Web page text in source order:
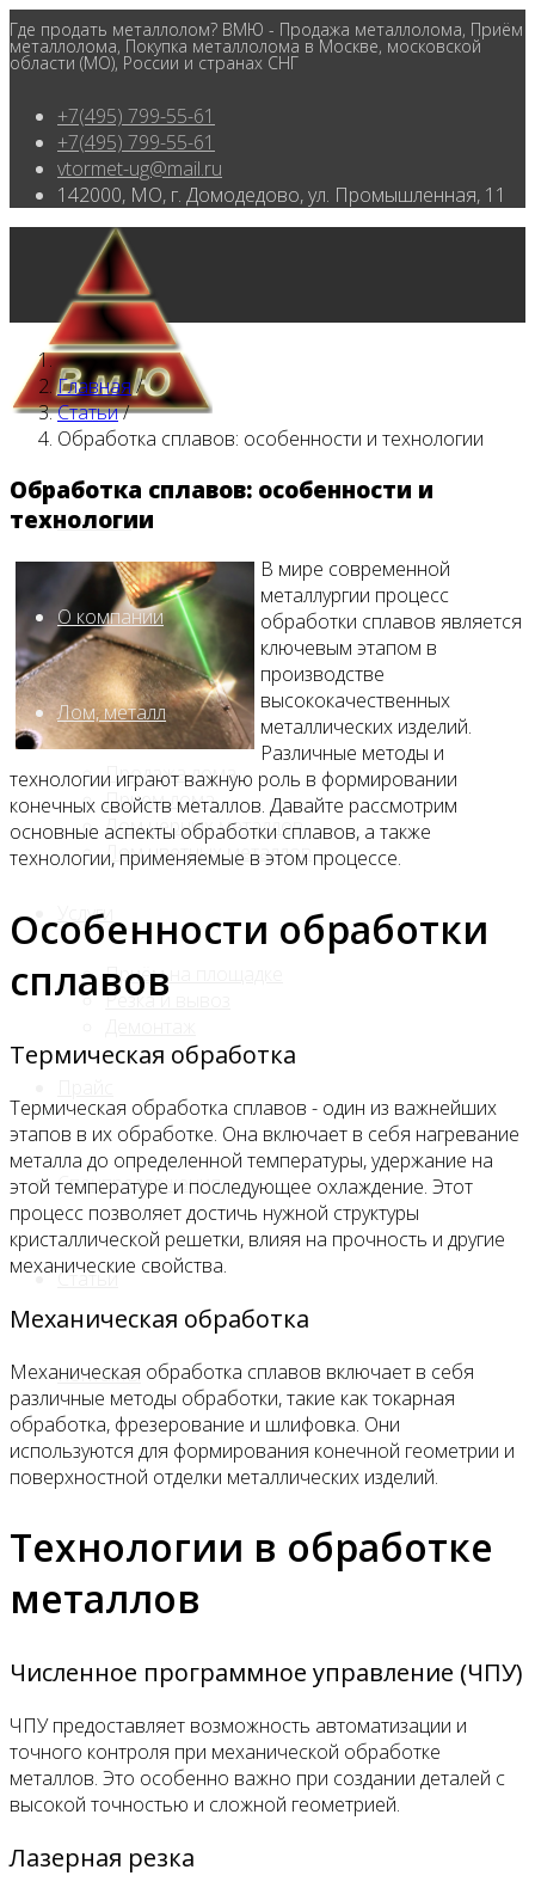
Где продать металлолом? ВМЮ - Продажа металлолома, Приём
металлолома, Покупка металлолома в Москве, московской
области (МО), России и странах СНГ
+7(495) 799-55-61
+7(495) 799-55-61
vtormet-ug@mail.ru
142000, МО, г. Домодедово, ул. Промышленная, 11
Главная
О компании
Лом, металл
Продажа лома
Прием лома
Лом чёрных металлов
Лом цветных металлов
Услуги
Приём на площадке
Резка и вывоз
Спецпредложения
Статьи
Контакты
Главная/
Статьи/
Обработка сплавов: особенности и технологии
Обработка сплавов: особенности и
технологии
В мире современной
металлургии процесс
обработки сплавов является
ключевым этапом в
производстве
высококачественных
металлических изделий.
Различные методы и
технологии играют важную роль в формировании
конечных свойств металлов. Давайте рассмотрим
основные аспекты обработки сплавов, а также
технологии, применяемые в этом процессе.
Особенности обработки
сплавов
Термическая обработка
Термическая обработка сплавов - один из важнейших
этапов в их обработке. Она включает в себя нагревание
металла до определенной температуры, удержание на
этой температуре и последующее охлаждение. Этот
процесс позволяет достичь нужной структуры
кристаллической решетки, влияя на прочность и другие
механические свойства.
Механическая обработка
Механическая обработка сплавов включает в себя
различные методы обработки, такие как токарная
обработка, фрезерование и шлифовка. Они
используются для формирования конечной геометрии и
поверхностной отделки металлических изделий.
Технологии в обработке
металлов
Численное программное управление (ЧПУ)
ЧПУ предоставляет возможность автоматизации и
точного контроля при механической обработке
металлов. Это особенно важно при создании деталей с
высокой точностью и сложной геометрией.
Лазерная резка